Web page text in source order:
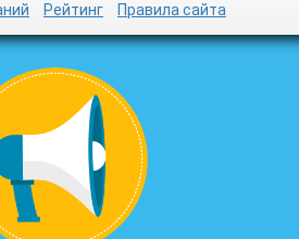
Рейтинг Правила сайта